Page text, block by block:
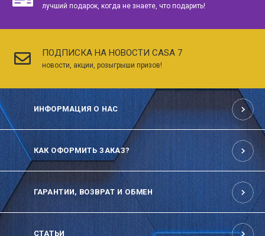
лучший подарок, когда не знаете, что подарить!
ПОДПИСКА НА НОВОСТИ CASA 7
новости, акции, розыгрыши призов!
ИНФОРМАЦИЯ О НАС
КАК ОФОРМИТЬ ЗАКАЗ?
ГАРАНТИИ, ВОЗВРАТ И ОБМЕН
СТАТЬИ